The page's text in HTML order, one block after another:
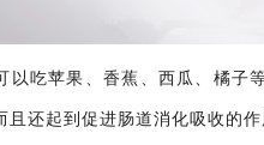
以吃苹果、香蕉、西瓜、橘子
且还起到促进肠道消化吸收的作